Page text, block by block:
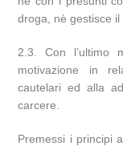
droga, nè gestisce il
2.3. Con l’ultimo
motivazione in
cautelari ed alla
carcere.
Premessi i principi